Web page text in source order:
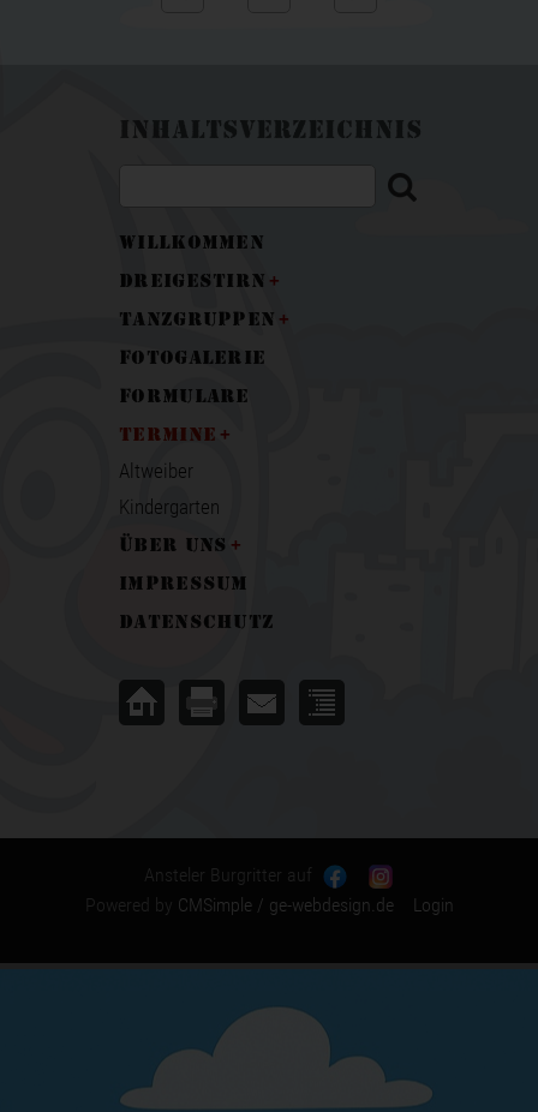
Inhaltsverzeichnis
Willkommen
Dreigestirn
Tanzgruppen
Fotogalerie
Formulare
Termine
Altweiber
Kindergarten
Über uns
Impressum
Datenschutz
Ansteler Burgritter auf
Powered by CMSimple / ge-webdesign.de Login